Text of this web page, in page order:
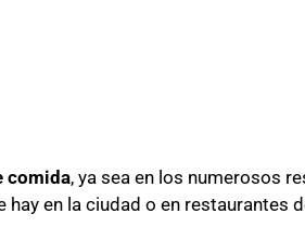
comida, ya sea en los numerosos
en la ciudad o en restaurantes